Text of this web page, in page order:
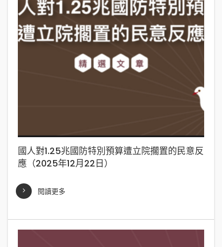
國人對1.25兆國防特別預算遭立院擱置的民意反
應（2025年12月22日）
閱讀更多